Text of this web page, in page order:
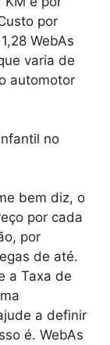
por
WebAs
varia de
automotor
bem diz, o
por cada
por
de até.
a Taxa de
a definir
é. WebAs